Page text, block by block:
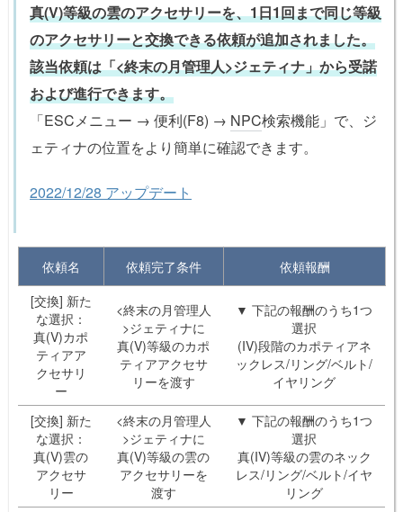
真(V)等級の雲のアクセサリーを、1日1回まで同じ等級
のアクセサリーと交換できる依頼が追加されました。
該当依頼は「<終末の月管理人>ジェティナ」から受諾
および進行できます。
「ESCメニュー → 便利(F8) → NPC検索機能」で、ジ
ェティナの位置をより簡単に確認できます。
2022/12/28 アップデート
依頼名 依頼完了条件
依頼報酬
[交換] 新た
な選択：
真(V)カポ
ティアア
クセサリ
ー
<終末の月管理人
>ジェティナに
真(V)等級のカポ
ティアアクセサ
リーを渡す
▼ 下記の報酬のうち1つ
選択
(IV)段階のカポティアネ
ックレス/リング/ベルト/
イヤリング
[交換] 新た
な選択：
真(V)雲の
アクセサ
リー
<終末の月管理人
>ジェティナに
真(V)等級の雲の
アクセサリーを
渡す
▼ 下記の報酬のうち1つ
選択
真(IV)等級の雲のネック
レス/リング/ベルト/イヤ
リング